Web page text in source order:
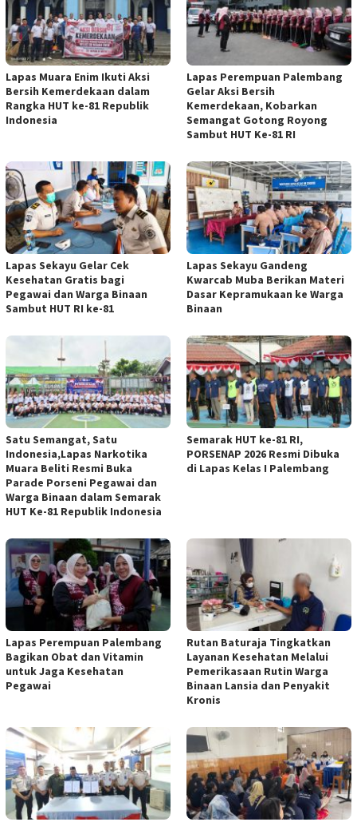
Lapas Muara Enim Ikuti Aksi
Bersih Kemerdekaan dalam
Rangka HUT ke-81 Republik
Indonesia
Lapas Perempuan Palembang
Gelar Aksi Bersih
Kemerdekaan, Kobarkan
Semangat Gotong Royong
Sambut HUT Ke-81 RI
Lapas Sekayu Gelar Cek
Kesehatan Gratis bagi
Pegawai dan Warga Binaan
Sambut HUT RI ke-81
Lapas Sekayu Gandeng
Kwarcab Muba Berikan Materi
Dasar Kepramukaan ke Warga
Binaan
Satu Semangat, Satu
Indonesia,Lapas Narkotika
Muara Beliti Resmi Buka
Parade Porseni Pegawai dan
Warga Binaan dalam Semarak
HUT Ke-81 Republik Indonesia
Semarak HUT ke-81 RI,
PORSENAP 2026 Resmi Dibuka
di Lapas Kelas I Palembang
Lapas Perempuan Palembang
Bagikan Obat dan Vitamin
untuk Jaga Kesehatan
Pegawai
Rutan Baturaja Tingkatkan
Layanan Kesehatan Melalui
Pemerikasaan Rutin Warga
Binaan Lansia dan Penyakit
Kronis